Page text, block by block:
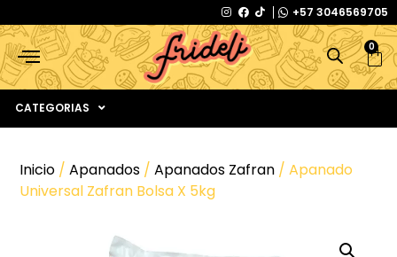
+57 3046569705
0
CATEGORIAS
Inicio /Apanados /Apanados Zafran / Apanado
Universal Zafran Bolsa X 5kg